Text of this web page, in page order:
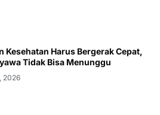
Kesehatan Harus Bergerak Cepat,
Tidak Bisa Menunggu
2026